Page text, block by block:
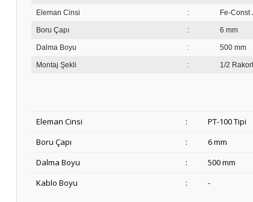
Eleman Cinsi : Fe-Const
Boru Çapı : 6 mm
Dalma Boyu : 500 mm
Montaj Şekli : 1/2
Eleman Cinsi :
PT-100 Tipi
Boru Çapı
:
6 mm
Dalma Boyu
:
500 mm
Kablo Boyu
: -